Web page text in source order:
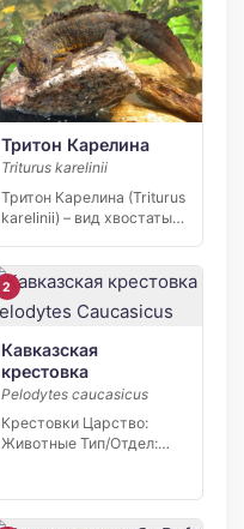
Тритон Карелина
Triturus karelinii
Тритон Карелина (Triturus
karelinii) – вид хвостатых
2
Кавказская
крестовка
Pelodytes caucasicus
Крестовки Царство:
Животные Тип/Отдел:
Порядок:…